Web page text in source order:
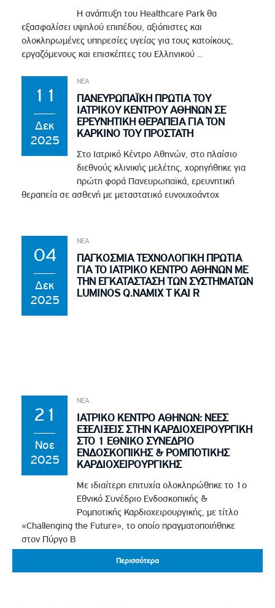
Περισσότερα
Περισσότερα
Η ανάπτυξη του Healthcare Park θα
εξασφαλίσει υψηλού επιπέδου, αξιόπιστες και
ολοκληρωμένες υπηρεσίες υγείας για τους κατοίκους,
εργαζόμενους και επισκέπτες του Ελληνικού ...
11
Δεκ
2025
ΝΕΑ
ΠΑΝΕΥΡΩΠΑΪΚΗ ΠΡΩΤΙΑ ΤΟΥ
ΙΑΤΡΙΚΟΥ ΚΕΝΤΡΟΥ ΑΘΗΝΩΝ ΣΕ
ΕΡΕΥΝΗΤΙΚΗ ΘΕΡΑΠΕΙΑ ΓΙΑ ΤΟΝ
ΚΑΡΚΙΝΟ ΤΟΥ ΠΡΟΣΤΑΤΗ
Στο Ιατρικό Κέντρο Αθηνών, στο πλαίσιο
διεθνούς κλινικής μελέτης, χορηγήθηκε για
πρώτη φορά Πανευρωπαϊκά, ερευνητική
θεραπεία σε ασθενή με μεταστατικό ευνουχοάντοχ
04
Δεκ
2025
ΝΕΑ
ΠΑΓΚΟΣΜΙΑ ΤΕΧΝΟΛΟΓΙΚΗ ΠΡΩΤΙΑ
ΓΙΑ ΤΟ ΙΑΤΡΙΚΟ ΚΕΝΤΡΟ ΑΘΗΝΩΝ ΜΕ
ΤΗΝ ΕΓΚΑΤΑΣΤΑΣΗ ΤΩΝ ΣΥΣΤΗΜΑΤΩΝ
LUMINOS Q.NAMIX T ΚΑΙ R
21
Νοε
2025
ΝΕΑ
ΙΑΤΡΙΚΟ ΚΕΝΤΡΟ ΑΘΗΝΩΝ: ΝΕΕΣ
ΕΞΕΛΙΞΕΙΣ ΣΤΗΝ ΚΑΡΔΙΟΧΕΙΡΟΥΡΓΙΚΗ
ΣΤΟ 1 ΕΘΝΙΚΟ ΣΥΝΕΔΡΙΟ
ΕΝΔΟΣΚΟΠΙΚΗΣ & ΡΟΜΠΟΤΙΚΗΣ
ΚΑΡΔΙΟΧΕΙΡΟΥΡΓΙΚΗΣ
Με ιδιαίτερη επιτυχία ολοκληρώθηκε το 1ο
Εθνικό Συνέδριο Ενδοσκοπικής &
Ρομποτικής Καρδιοχειρουργικής, με τίτλο
«Challenging the Future», το οποίο πραγματοποιήθηκε
στον Πύργο Β